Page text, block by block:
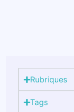
Rubriques
Tags